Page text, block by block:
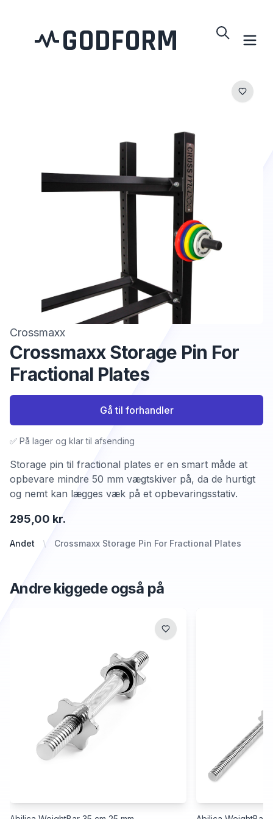
GODFORM
Crossmaxx
Crossmaxx Storage Pin For
Fractional Plates
Andet Crossmaxx Storage Pin For Fractional Plates
295,00 kr.
Storage pin til fractional plates er en smart måde at
opbevare mindre 50 mm vægtskiver på, da de hurtigt
og nemt kan lægges væk på et opbevaringsstativ.
✅ På lager og klar til afsending
Gå til forhandler
Andre kiggede også på